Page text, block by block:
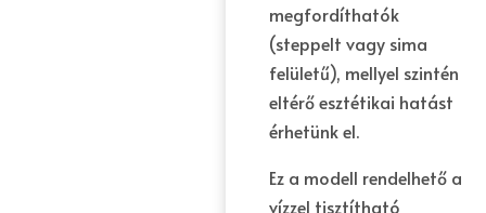
megfordíthatók
(steppelt vagy sima
felületű), mellyel szintén
eltérő esztétikai hatást
érhetünk el.
Ez a modell rendelhető a
vízzel tisztítható